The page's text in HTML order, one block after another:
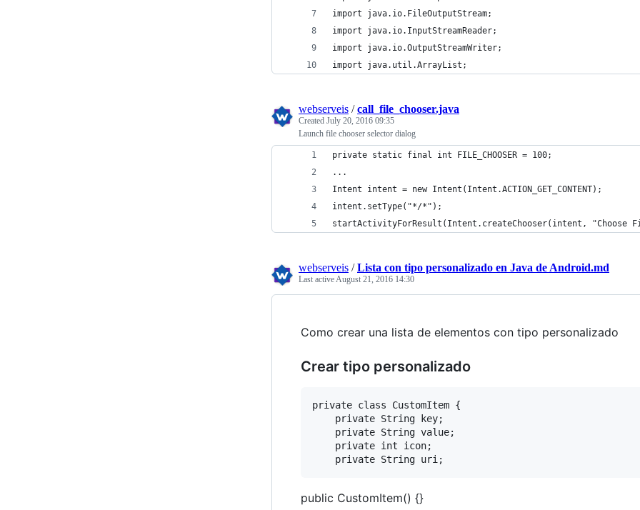
import java.io.FileOutputStream;
import java.io.InputStreamReader;
import java.io.OutputStreamWriter;
import java.util.ArrayList;
webserveis /call_file_chooser.java
Created July 20, 2016 09:35
Launch file chooser selector dialog
private static final int FILE_CHOOSER = 100;
...
Intent intent = new Intent(Intent.ACTION_GET_CONTENT);
intent.setType("*/*");
startActivityForResult(Intent.createChooser(intent, "Choose
webserveis /Lista con tipo personalizado en Java de Android.md
Last activeAugust 21, 2016 14:30
Como crear una lista de elementos con tipo personalizado
Crear tipo personalizado
private class CustomItem {
    private String key;
    private String value;
    private int icon;
public CustomItem() {}